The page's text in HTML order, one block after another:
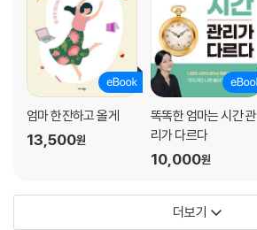
엄마 한잔하고 올게
13,500원
똑똑한 엄마는 시간 관
리가 다르다
10,000원
더보기